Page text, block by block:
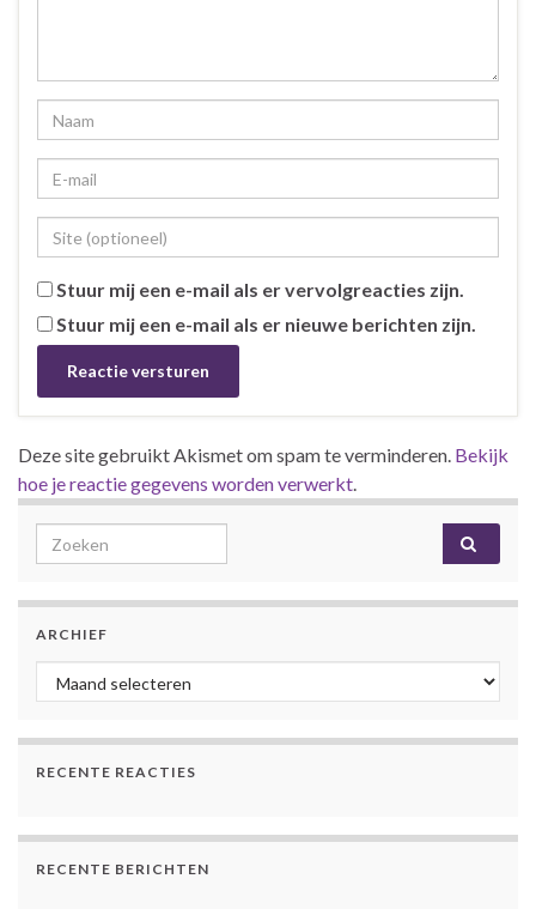
Stuur mij een e-mail als er vervolgreacties zijn.
Stuur mij een e-mail als er nieuwe berichten zijn.
Deze site gebruikt Akismet om spam te verminderen. Bekijk
hoe je reactie gegevens worden verwerkt.
Search for:
ARCHIEF
Archief
RECENTE REACTIES
RECENTE BERICHTEN